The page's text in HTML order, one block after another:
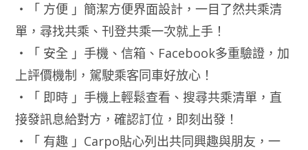
・「 方便 」簡潔方便界面設計，一目了然共乘清
單，尋找共乘、刊登共乘一次就上手！
・「 安全 」手機、信箱、Facebook多重驗證，加
上評價機制，駕駛乘客同車好放心！
・「 即時 」手機上輕鬆查看、搜尋共乘清單，直
接發訊息給對方，確認訂位，即刻出發！
・「 有趣 」Carpo貼心列出共同興趣與朋友，一